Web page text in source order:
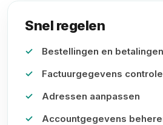
Snel regelen
Bestellingen en
Factuurgegevens
Adressen aanpassen
Accountgegevens